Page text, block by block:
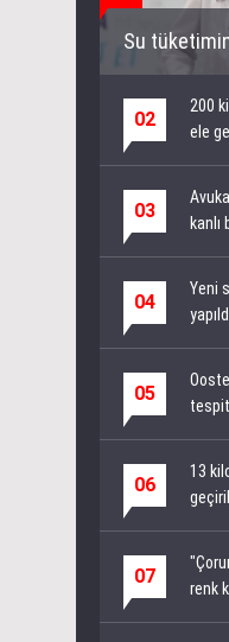
Su
02
200
ele
03
kanlı
04
Yeni
05
06
13
07
renk